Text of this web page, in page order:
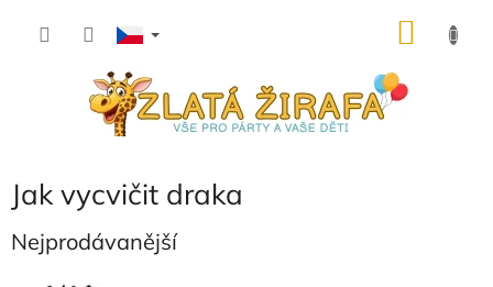
Jak vycvičit draka
Nejprodávanější